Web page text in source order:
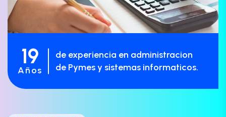
19
Años
de experiencia en administracion
de Pymes y sistemas informaticos.